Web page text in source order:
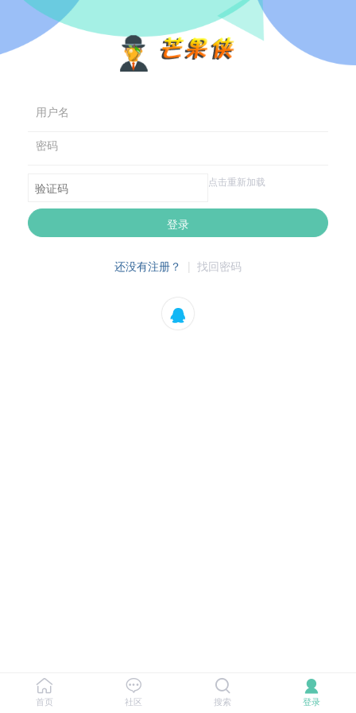
用户名
密码
点击重新加载
登录
还没有注册？ | 找回密码
首页 社区 搜索 登录